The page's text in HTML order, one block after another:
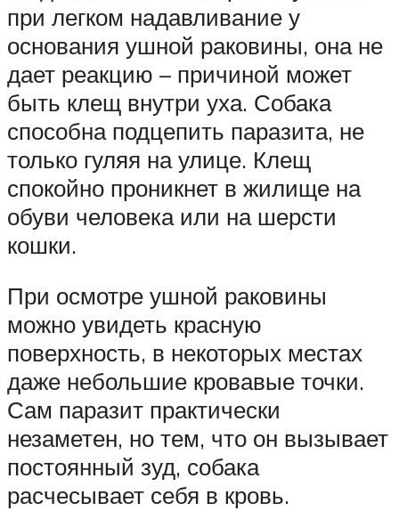
при легком надавливание у
основания ушной раковины, она не
дает реакцию – причиной может
быть клещ внутри уха. Собака
способна подцепить паразита, не
только гуляя на улице. Клещ
спокойно проникнет в жилище на
обуви человека или на шерсти
кошки.
При осмотре ушной раковины
можно увидеть красную
поверхность, в некоторых местах
даже небольшие кровавые точки.
Сам паразит практически
незаметен, но тем, что он вызывает
постоянный зуд, собака
расчесывает себя в кровь.